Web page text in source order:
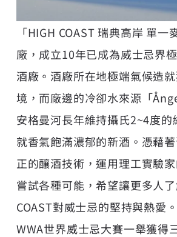
「HIGH COAST 瑞典高岸 單
廠，成立10年已成為威士忌界
酒廠。酒廠所在地極端氣候造
境，而廠邊的冷卻水來源「
安格曼河長年維持攝氏2~4度的
就香氣飽滿濃郁的新酒。憑藉
正的釀酒技術，運用理工實驗
嘗試各種可能，希望讓更多人
COAST對威士忌的堅持與熱愛
WWA世界威士忌大賽一舉獲得